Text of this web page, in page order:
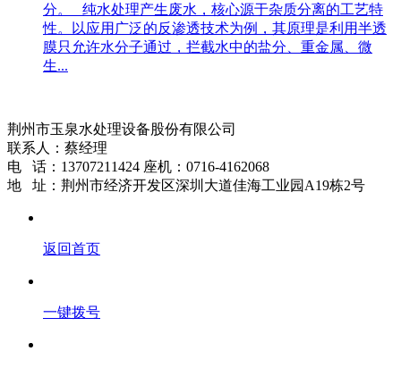
分。 纯水处理产生废水，核心源于杂质分离的工艺特
性。以应用广泛的反渗透技术为例，其原理是利用半透
膜只允许水分子通过，拦截水中的盐分、重金属、微
生...
荆州市玉泉水处理设备股份有限公司
联系人：蔡经理
电 话：13707211424 座机：0716-4162068
地 址：荆州市经济开发区深圳大道佳海工业园A19栋2号
返回首页
一键拨号